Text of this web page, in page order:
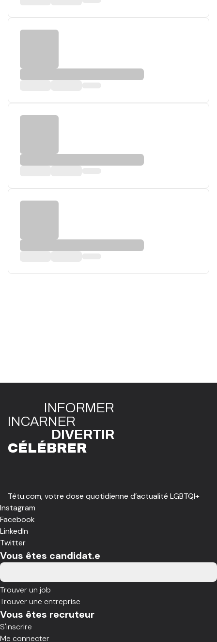
INFORMER
INCARNER
DIVERTIR
CÉLÉBRER
Têtu.com, votre dose quotidienne d’actualité LGBTQI+
Instagram
Facebook
LinkedIn
Twitter
Vous êtes candidat.e
Trouver un job
Trouver une entreprise
Vous êtes recruteur
S'inscrire
Me connecter